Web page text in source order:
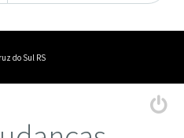
do Sul RS